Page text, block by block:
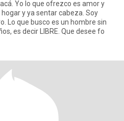
Yo lo que ofrezco es amor y
y ya sentar cabeza. Soy
compromiso y sin hijos pequeños, es decir LIBRE. Que desee fo